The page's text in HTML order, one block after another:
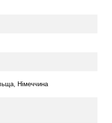
Німеччина